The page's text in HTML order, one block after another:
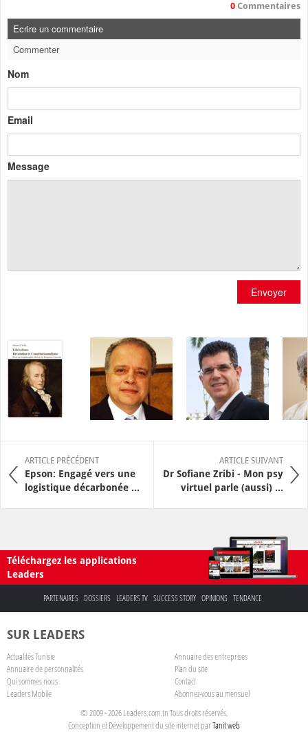
0 Commentaires
Ecrire un commentaire
Commenter
Nom
Email
Message
Envoyer
ARTICLE PRÉCÉDENT
Epson: Engagé vers une
logistique décarbonée ...
ARTICLE SUIVANT
Dr Sofiane Zribi - Mon psy
virtuel parle (aussi) ...
Téléchargez les applications
Leaders
PARTENAIRES DOSSIERS LEADERS TV SUCCESS STORY OPINIONS TENDANCE
SUR LEADERS
Actualités Tunisie
Annuaire des entreprises
Annuaire de personnalités
Plan du site
Qui sommes nous
Contact
Leaders Mobile
Abonnez-vous au mensuel
© 2009 - 2026 Leaders.com.tn Tous droits réservés.
Conception et Développement du site internet parTanit web